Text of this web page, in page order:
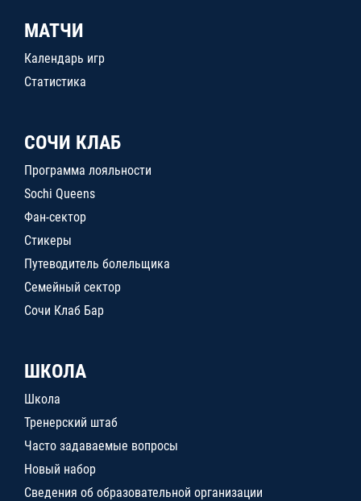
МАТЧИ
Календарь игр
Статистика
СОЧИ КЛАБ
Программа лояльности
Sochi Queens
Фан-сектор
Стикеры
Путеводитель болельщика
Семейный сектор
Сочи Клаб Бар
ШКОЛА
Школа
Тренерский штаб
Часто задаваемые вопросы
Новый набор
Сведения об образовательной организации